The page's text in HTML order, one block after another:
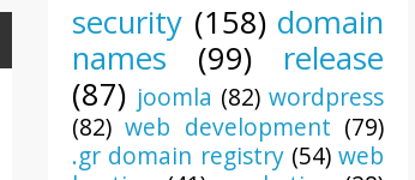
security (158) domain
names
(99)
release
(87) joomla (82) wordpress
(82) web development (79)
.gr domain registry (54) web